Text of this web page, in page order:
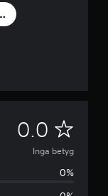
0.0
n
g
Inga betyg
0%